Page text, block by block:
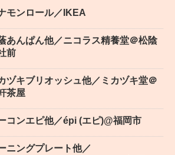
モンロール／IKEA
あんぱん他／ニコラス精養堂＠松陰
前
ヅキブリオッシュ他／ミカヅキ堂＠
茶屋
コンエピ他／épi (エピ)@福岡市
ニングプレート他／